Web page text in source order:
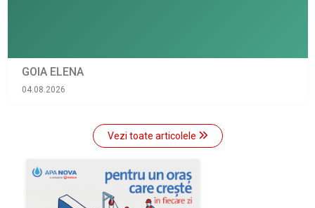
GOIA ELENA
04.08.2026
Vezi toate articolele